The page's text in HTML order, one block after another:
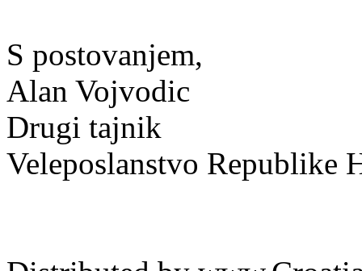
S postovanjem,
Alan Vojvodic
Drugi tajnik
Veleposlanstvo Republike